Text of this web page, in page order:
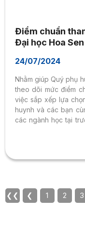
Điểm chuẩn
Đại học Hoa Sen
24/07/2024
Nhằm giúp Quý phụ
theo dõi mức điểm
việc sắp xếp lựa
huynh và các bạn
các ngành học tại
TUYỂN ĐẠI HỌC
ngành Tổ hợp môn
kết quả thi tốt nghiệp
❮❮ ❮ 1 2 3